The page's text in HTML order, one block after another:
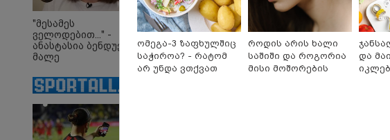
მათ შორის, ორსული
გოგონა გადაარჩინა
"მესამეს
ველოდებით..." -
ანასტასია ბენდუქიძე
მალე
დედა გახდება
ომეგა-3 ზაფხულშიც
საჭიროა? - რატომ
არ უნდა ვთქვათ
როდის არის ხალი
საშიში და როგორია
მისი მოშორების
და